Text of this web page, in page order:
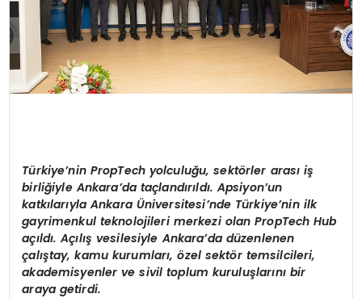
Türkiye’nin PropTech yolculuğu, sektörler arası iş
birliğiyleAnkara’da taçlandırıldı. Apsiyon’un
katkılarıyla Ankara Üniversitesi’nde Türkiye’nin ilk
gayrimenkul teknolojileri merkezi olan PropTech Hub
açıldı. Açılış vesilesiyleAnkara’da düzenlenen
çalıştay, kamu kurumları, özel sektör temsilcileri,
akademisyenler ve sivil toplum kuruluşlarınıbir
araya getirdi.